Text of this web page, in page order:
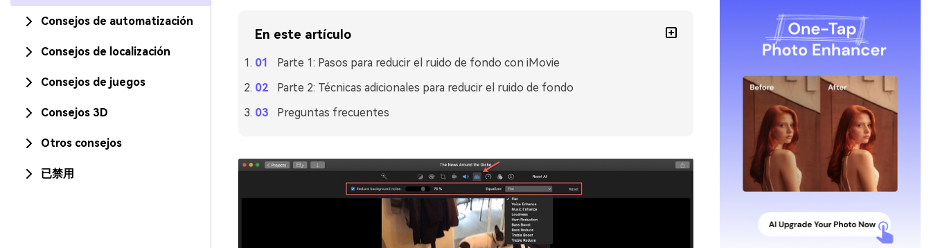
Consejos de automatización
Consejos de localización
Consejos de juegos
Consejos 3D
Otros consejos
已禁用
En este artículo
Parte 1: Pasos para reducir el ruido de fondo con iMovie
Parte 2: Técnicas adicionales para reducir el ruido de fondo
Preguntas frecuentes